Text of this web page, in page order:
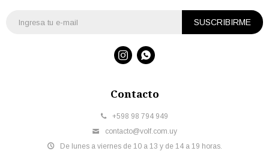
Contacto
+598 98 794 949
contacto@volf.com.uy
De lunes a viernes de 10 a 13 y de 14 a 19 horas.
SUSCRIBIRME
 